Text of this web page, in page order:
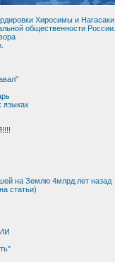
Хиросимы и Нагасаки
общественности России...
языках
на Землю 4млрд.лет назад
статьи)